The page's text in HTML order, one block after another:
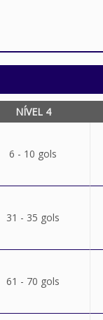
NÍVEL 4
6 - 10 gols
31 - 35 gols
61 - 70 gols